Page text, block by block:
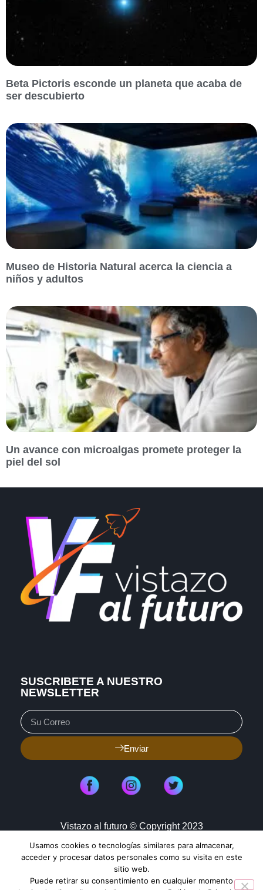
Beta Pictoris esconde un planeta que acaba de
ser descubierto
Museo de Historia Natural acerca la ciencia a
niños y adultos
Un avance con microalgas promete proteger la
piel del sol
SUSCRIBETE A NUESTRO
NEWSLETTER
Enviar
Vistazo al futuro © Copyright 2023
Aviso de Privacidad
Política de Cookies
Mapa de Sitio
Usamos cookies o tecnologías similares para almacenar,
acceder y procesar datos personales como su visita en este
sitio web.
Puede retirar su consentimiento en cualquier momento